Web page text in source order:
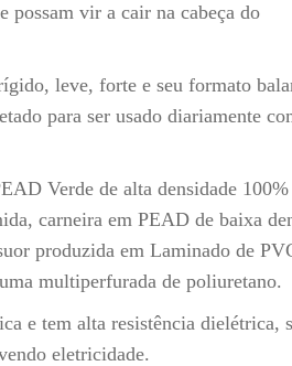
possam vir a cair na cabeça do
leve, forte e seu formato
para ser usado diariamente
Verde de alta densidade
carneira em PEAD de baixa
produzida em Laminado de
multiperfurada de poliuretano.
e tem alta resistência dielétrica,
eletricidade.